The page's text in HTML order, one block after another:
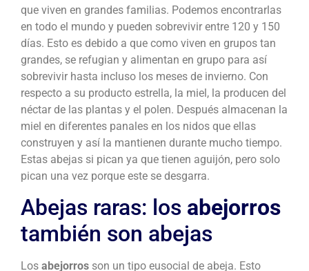
que viven en grandes familias. Podemos encontrarlas
en todo el mundo y pueden sobrevivir entre 120 y 150
días. Esto es debido a que como viven en grupos tan
grandes, se refugian y alimentan en grupo para así
sobrevivir hasta incluso los meses de invierno. Con
respecto a su producto estrella, la miel, la producen del
néctar de las plantas y el polen. Después almacenan la
miel en diferentes panales en los nidos que ellas
construyen y así la mantienen durante mucho tiempo.
Estas abejas si pican ya que tienen aguijón, pero solo
pican una vez porque este se desgarra.
Abejas raras: los abejorros
también son abejas
Los abejorros son un tipo eusocial de abeja. Esto